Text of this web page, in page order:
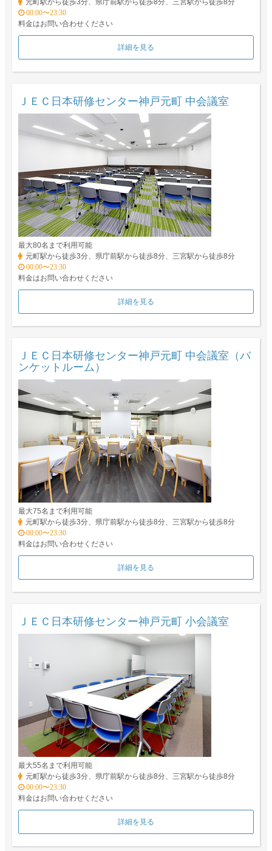
元町駅から徒歩3分、県庁前駅から徒歩8分、三宮駅から徒歩8分
00:00〜23:30
料金はお問い合わせください
詳細を見る
ＪＥＣ日本研修センター神戸元町 中会議室
最大80名まで利用可能
元町駅から徒歩3分、県庁前駅から徒歩8分、三宮駅から徒歩8分
00:00〜23:30
料金はお問い合わせください
詳細を見る
ＪＥＣ日本研修センター神戸元町 中会議室（バ
ンケットルーム）
最大75名まで利用可能
元町駅から徒歩3分、県庁前駅から徒歩8分、三宮駅から徒歩8分
00:00〜23:30
料金はお問い合わせください
詳細を見る
ＪＥＣ日本研修センター神戸元町 小会議室
最大55名まで利用可能
元町駅から徒歩3分、県庁前駅から徒歩8分、三宮駅から徒歩8分
00:00〜23:30
料金はお問い合わせください
詳細を見る